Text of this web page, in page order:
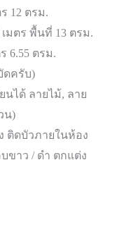
12 ตรม.
เมตร พื้นที่ 13 ตรม.
6.55 ตรม.
ดครับ)
นได้ ลายไม้, ลาย
น)
ติดบัวภายในห้อง
ขาว / ดำ ตกแต่ง